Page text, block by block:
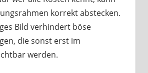
korrekt abstecken.
Bild verhindert böse
die sonst erst im
werden.